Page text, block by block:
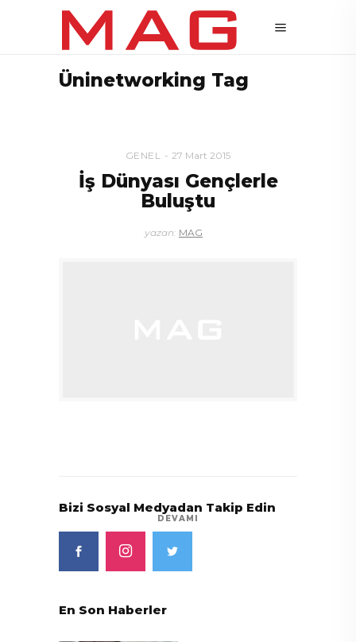
Üninetworking Tag
GENEL 27 Mart 2015
İş Dünyası Gençlerle
Buluştu
yazan: MAG
DEVAMI
Bizi Sosyal Medyadan Takip Edin
En Son Haberler